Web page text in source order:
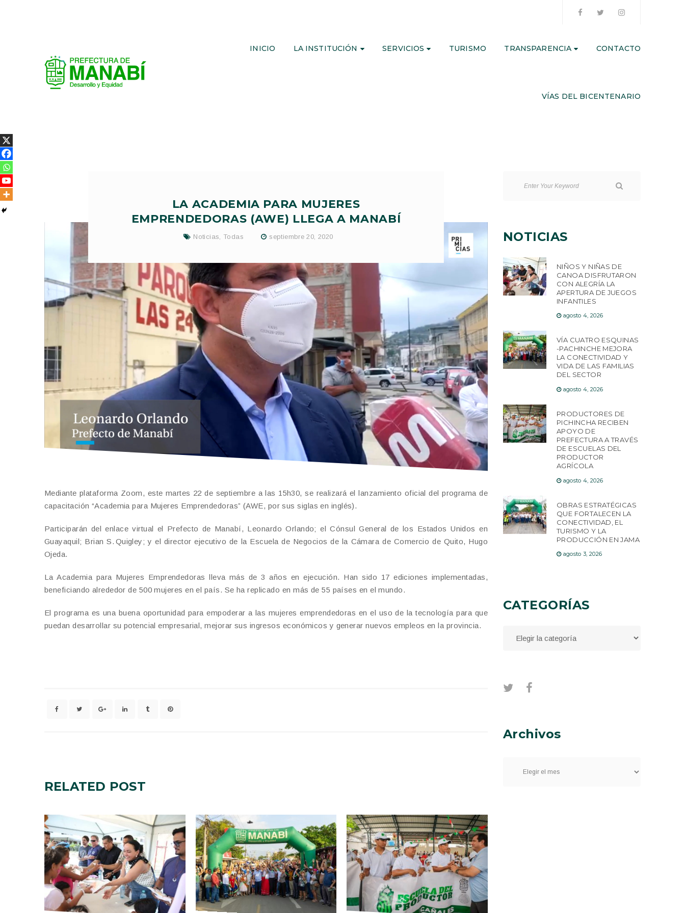
INICIO LA INSTITUCIÓN SERVICIOS TURISMO TRANSPARENCIA CONTACTO
VÍAS DEL BICENTENARIO
LA ACADEMIA PARA MUJERES
EMPRENDEDORAS (AWE) LLEGA A MANABÍ
Noticias, Todas septiembre 20, 2020
Mediante plataforma Zoom, este martes 22 de septiembre a las 15h30, se realizará el lanzamiento oficial del programa de
capacitación “Academia para Mujeres Emprendedoras” (AWE, por sus siglas en inglés).
Participarán del enlace virtual el Prefecto de Manabí, Leonardo Orlando; el Cónsul General de los Estados Unidos en
Guayaquil; Brian S. Quigley; y el director ejecutivo de la Escuela de Negocios de la Cámara de Comercio de Quito, Hugo
Ojeda.
La Academia para Mujeres Emprendedoras lleva más de 3 años en ejecución. Han sido 17 ediciones implementadas,
beneficiando alrededor de 500 mujeres en el país. Se ha replicado en más de 55 países en el mundo.
El programa es una buena oportunidad para empoderar a las mujeres emprendedoras en el uso de la tecnología para que
puedan desarrollar su potencial empresarial, mejorar sus ingresos económicos y generar nuevos empleos en la provincia.
RELATED POST
NOTICIAS
NIÑOS Y NIÑAS DE
CANOA DISFRUTARON
CON ALEGRÍA LA
APERTURA DE JUEGOS
INFANTILES
agosto 4, 2026
VÍA CUATRO ESQUINAS
-PACHINCHE MEJORA
LA CONECTIVIDAD Y
VIDA DE LAS FAMILIAS
DEL SECTOR
agosto 4, 2026
PRODUCTORES DE
PICHINCHA RECIBEN
APOYO DE
PREFECTURA A TRAVÉS
DE ESCUELAS DEL
PRODUCTOR
AGRÍCOLA
agosto 4, 2026
OBRAS ESTRATÉGICAS
QUE FORTALECEN LA
CONECTIVIDAD, EL
TURISMO Y LA
PRODUCCIÓN EN JAMA
agosto 3, 2026
CATEGORÍAS
Archivos